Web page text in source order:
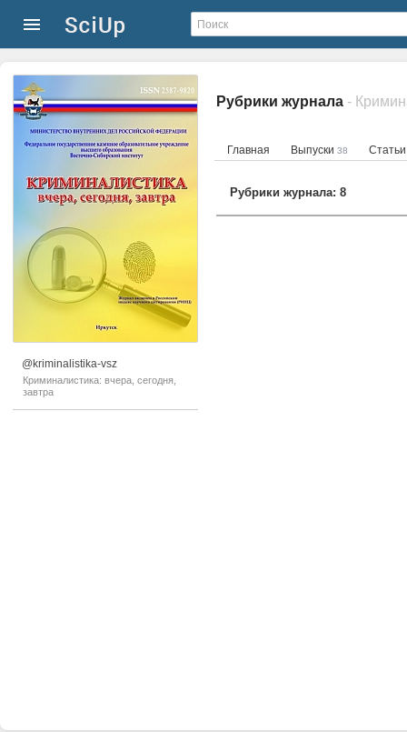
@kriminalistika-vsz
Криминалистика: вчера, сегодня,
завтра
Рубрики журнала -
Главная Выпуски 38
Рубрики журнала: 8